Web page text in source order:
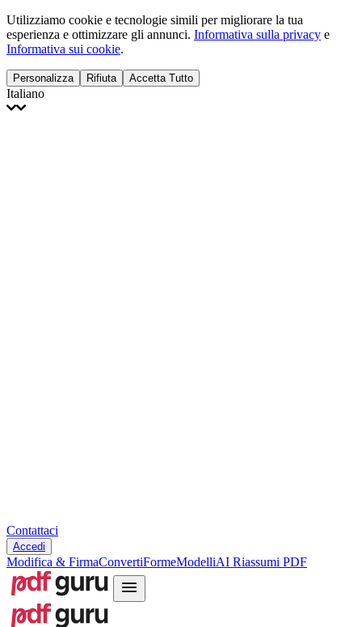
Utilizziamo cookie e tecnologie simili per migliorare la tua
esperienza e ottimizzare gli annunci. Informativa sulla privacy e
Informativa sui cookie.
Personalizza Rifiuta Accetta Tutto
Italiano
Contattaci
Accedi
Modifica & FirmaConvertiFormeModelliAI Riassumi PDF